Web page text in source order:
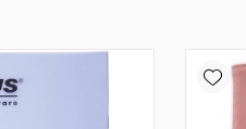
Add wishlist